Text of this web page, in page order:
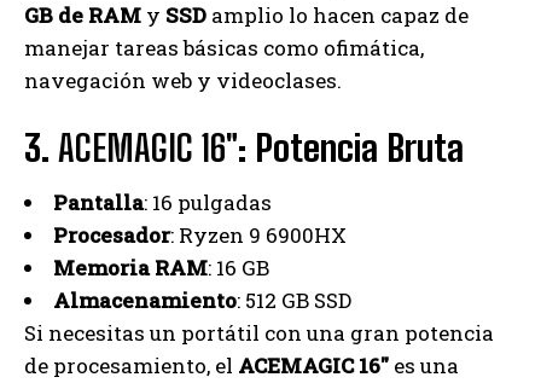
GB de RAM y SSD amplio lo hacen capaz de
manejar tareas básicas como ofimática,
navegación web y videoclases.
3. ACEMAGIC 16″: Potencia Bruta
Pantalla: 16 pulgadas
Procesador: Ryzen 9 6900HX
Memoria RAM: 16 GB
Almacenamiento: 512 GB SSD
Si necesitas un portátil con una gran potencia
de procesamiento, el ACEMAGIC 16″ es una